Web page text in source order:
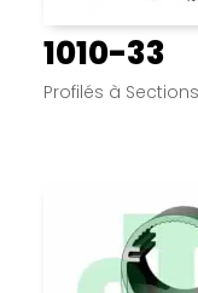
1010-33
Profilés à